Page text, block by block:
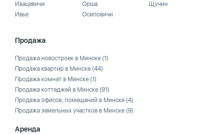
Ивацевичи
Ивье
Орша
Осиповичи
Щучин
Продажа
Продажа новостроек в Минске (1)
Продажа квартир в Минске (44)
Продажа комнат в Минске (1)
Продажа коттеджей в Минске (91)
Продажа офисов, помещений в Минске (4)
Продажа земельных участков в Минске (9)
Аренда